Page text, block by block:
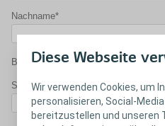
Diese Webseite
Wir verwenden Cookies, um
personalisieren, Social-
bereitzustellen und unseren
Nachname*
Bitte geben Sie nachfolgend Ihre
Spital/ Praxis/ Einrichtung*